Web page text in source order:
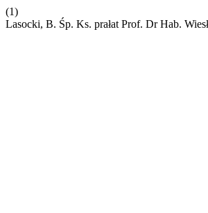
(1)
Lasocki, B. Śp. Ks. prałat Prof. Dr Hab.